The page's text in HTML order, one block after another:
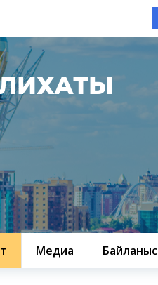
Медиа Байланыс